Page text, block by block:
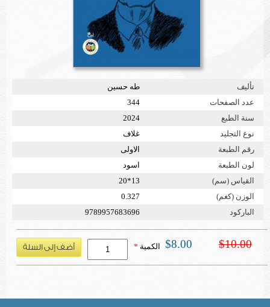
تأليف
طه حسين
عدد الصفحات
344
سنة الطبع
2024
نوع التجليد
غلاف
رقم الطبعة
الاولى
لون الطبعة
اسود
القياس (سم)
13*20
الوزن (كغم)
0.327
الباركود
9789957683696
$10.00
$8.00 الكمية *